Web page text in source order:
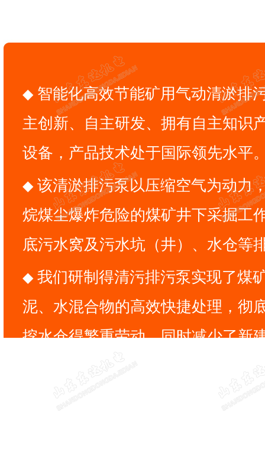
◆ 智能化高效节能矿用气动清淤排污泵是我公司自
主创新、自主研发、拥有自主知识
设备，产品技术处于国际领先水平
◆ 该清淤排污泵以压缩空气为动力，适用于含有甲
烷煤尘爆炸危险的煤矿井下采掘工
底污水窝及污水坑（井）、水仓等
◆ 我们研制得清污排污泵实现了煤矿井下水仓煤
泥、水混合物的高效快捷处理，彻
挖水仓得繁重劳动，同时减少了新